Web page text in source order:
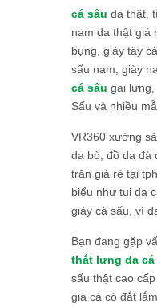
cá sấu da thật,
nam da thật giá
bụng, giày tây
sấu nam, giày
cá sấu gai
Sấu và nhiều
VR360 xưởng
da bò, đồ da đà
trăn giá rẻ tại
biểu như tui da
giày cá sấu, ví
Bạn đang gặp
thắt lưng da cá
sấu thật cao
giá cả có đắt